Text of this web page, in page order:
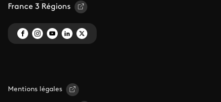
France 3 Régions
Mentions légales